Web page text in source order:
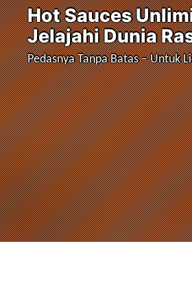
Hot Sauces
Jelajahi Dunia
Pedasnya Tanpa Batas – Untuk